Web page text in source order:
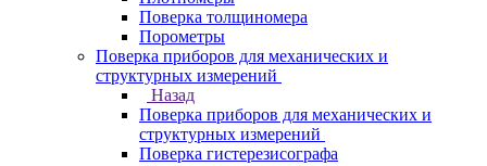
Поверка толщиномера
Порометры
Поверка приборов для механических и
структурных измерений
Назад
Поверка приборов для механических и
структурных измерений
Поверка гистерезисографа